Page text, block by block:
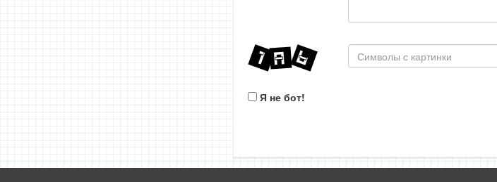
Я не бот!